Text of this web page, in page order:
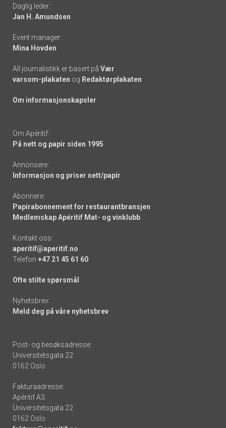
links
Daglig leder:
Jan H. Amundsen
Event manager:
Mina Hovden
All journalistikk er basert på Vær
varsom-plakaten og Redaktørplakaten
Om informasjonskapsler
Om Apéritif:
På nett og papir siden 1995
Annonsere:
Informasjon og priser nett/papir
Abonnere:
Papirabonnement for restaurantbransjen
Medlemskap Apéritif Mat- og vinklubb
Kontakt oss:
aperitif@aperitif.no
Telefon +47 21 45 61 60
Ofte stilte spørsmål
Nyhetsbrev:
Meld deg på våre nyhetsbrev
Post- og besøksadresse:
Universitetsgata 22
0162 Oslo
Fakturaadresse:
Apéritif AS
Universitetsgata 22
0162 Oslo